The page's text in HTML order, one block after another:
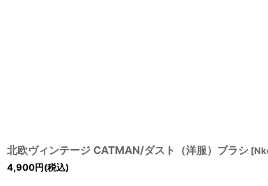
北欧ヴィンテージ CATMAN/ダスト（洋服）ブラシ [
4,900円(税込)